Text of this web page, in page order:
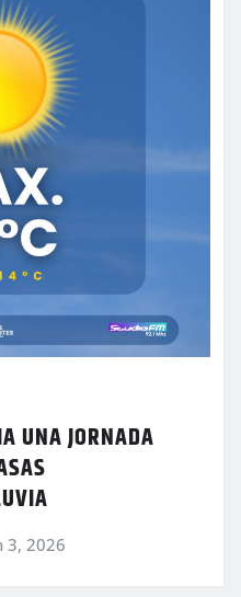
UNA JORNADA
3, 2026